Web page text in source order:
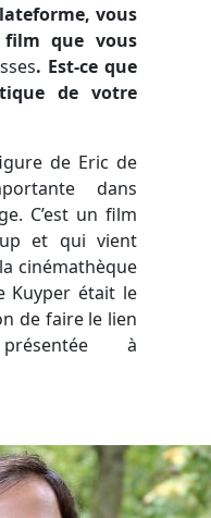
vous
que vous
. Est-ce que
de votre
de Eric de
dans
C’est un film
et qui vient
cinémathèque
Kuyper était le
de faire le lien
à